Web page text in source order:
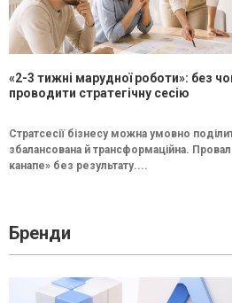
«2-3 тижні марудної роботи»: без
проводити стратегічну сесію
Стратсесії бізнесу можна умовно
збалансована й трансформаційна.
канапе» без результату....
Бренди